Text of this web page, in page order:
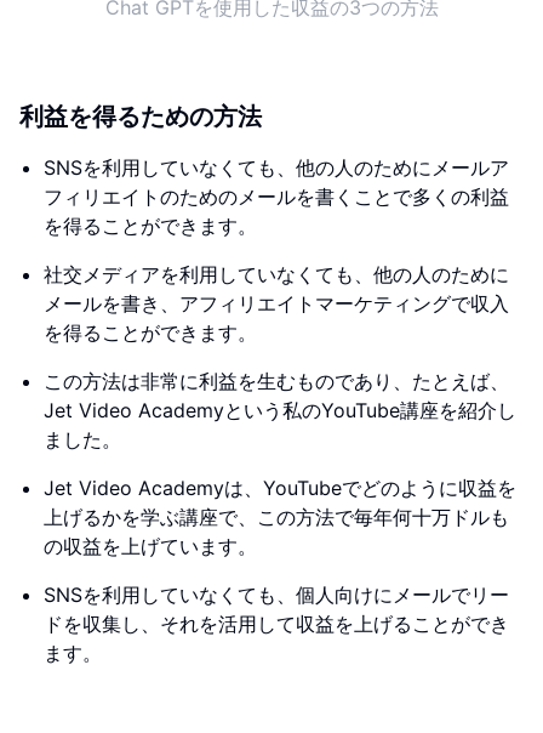
Chat GPTを使用した収益の3つの方法
利益を得るための方法
SNSを利用していなくても、他の人のためにメールア
フィリエイトのためのメールを書くことで多くの利益
を得ることができます。
社交メディアを利用していなくても、他の人のために
メールを書き、アフィリエイトマーケティングで収入
を得ることができます。
この方法は非常に利益を生むものであり、たとえば、
Jet Video Academyという私のYouTube講座を紹介し
ました。
Jet Video Academyは、YouTubeでどのように収益を
上げるかを学ぶ講座で、この方法で毎年何十万ドルも
の収益を上げています。
SNSを利用していなくても、個人向けにメールでリー
ドを収集し、それを活用して収益を上げることができ
ます。